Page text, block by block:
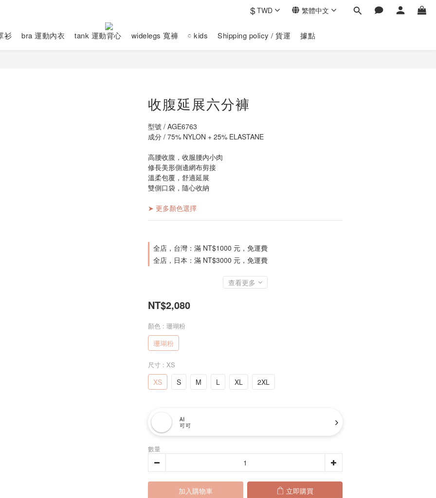
$TWD 繁體中文
衫 bra 運動內衣 tank 運動背心 widelegs 寬褲 𓏌 kids Shipping policy / 貨運 據點
收腹延展六分褲
型號 / AGE6763
成分 / 75% NYLON + 25% ELASTANE
高腰收腹，收服腰內小肉
修長美形側邊網布剪接
溫柔包覆，舒適延展
雙側口袋，隨心收納
➤ 更多顏色選擇
全店，台灣：滿 NT$1000 元，免運費
全店，日本：滿 NT$3000 元，免運費
查看更多
NT$2,080
顏色 : 珊瑚粉
珊瑚粉
尺寸 : XS
XS S M L XL 2XL
AI
可可
數量
加入購物車 立即購買